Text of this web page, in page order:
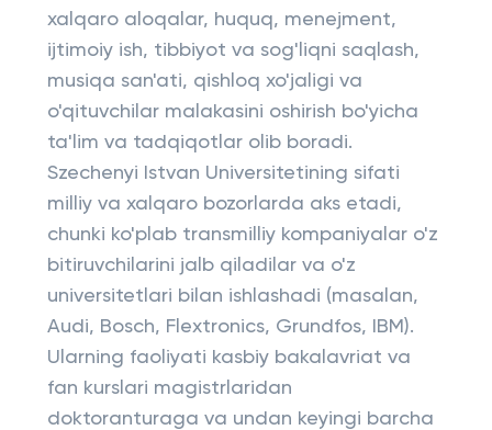
xalqaro aloqalar, huquq, menejment,
ijtimoiy ish, tibbiyot va sog'liqni saqlash,
musiqa san'ati, qishloq xo'jaligi va
o'qituvchilar malakasini oshirish bo'yicha
ta'lim va tadqiqotlar olib boradi.
Szechenyi Istvan Universitetining sifati
milliy va xalqaro bozorlarda aks etadi,
chunki ko'plab transmilliy kompaniyalar o'z
bitiruvchilarini jalb qiladilar va o'z
universitetlari bilan ishlashadi (masalan,
Audi, Bosch, Flextronics, Grundfos, IBM).
Ularning faoliyati kasbiy bakalavriat va
fan kurslari magistrlaridan
doktoranturaga va undan keyingi barcha